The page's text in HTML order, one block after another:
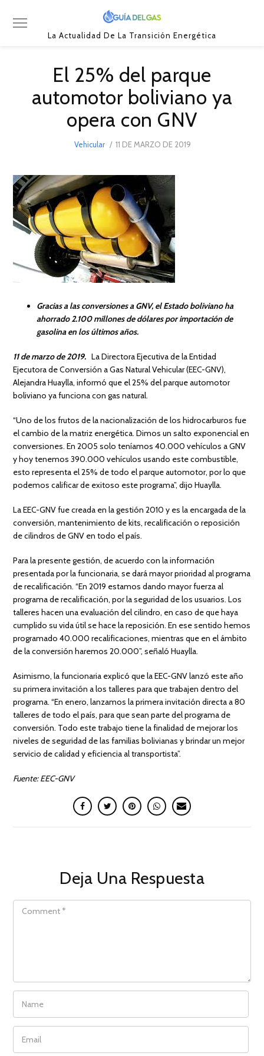
La Actualidad De La Transición Energética
El 25% del parque
automotor boliviano ya
opera con GNV
Vehicular
POSTED
11 DE MARZO DE 2019
Gracias a las conversiones a GNV, el Estado boliviano ha
ahorrado 2.100 millones de dólares por importación de
gasolina en los últimos años.
11 de marzo de 2019. La Directora Ejecutiva de la Entidad
Ejecutora de Conversión a Gas Natural Vehicular (EEC-GNV),
Alejandra Huaylla, informó que el 25% del parque automotor
boliviano ya funciona con gas natural.
“Uno de los frutos de la nacionalización de los hidrocarburos fue
el cambio de la matriz energética. Dimos un salto exponencial en
conversiones. En 2005 solo teníamos 40.000 vehículos a GNV
y hoy tenemos 390.000 vehículos usando este combustible,
esto representa el 25% de todo el parque automotor, por lo que
podemos calificar de exitoso este programa”, dijo Huaylla.
La EEC-GNV fue creada en la gestión 2010 y es la encargada de la
conversión, mantenimiento de kits, recalificación o reposición
de cilindros de GNV en todo el país.
Para la presente gestión, de acuerdo con la información
presentada por la funcionaria, se dará mayor prioridad al programa
de recalificación. “En 2019 estamos dando mayor fuerza al
programa de recalificación, por la seguridad de los usuarios. Los
talleres hacen una evaluación del cilindro, en caso de que haya
cumplido su vida útil se hace la reposición. En ese sentido hemos
programado 40.000 recalificaciones, mientras que en el ámbito
de la conversión haremos 20.000”, señaló Huaylla.
Asimismo, la funcionaria explicó que la EEC-GNV lanzó este año
su primera invitación a los talleres para que trabajen dentro del
programa. “En enero, lanzamos la primera invitación directa a 80
talleres de todo el país, para que sean parte del programa de
conversión. Todo este trabajo tiene la finalidad de mejorar los
niveles de seguridad de las familias bolivianas y brindar un mejor
servicio de calidad y eficiencia al transportista”.
Fuente: EEC-GNV
Deja Una Respuesta
COMMENT
NAME
EMAIL